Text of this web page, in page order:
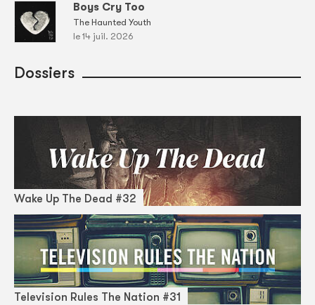
Boys Cry Too
The Haunted Youth
le 14 juil. 2026
Dossiers
Wake Up The Dead #32
Television Rules The Nation #31